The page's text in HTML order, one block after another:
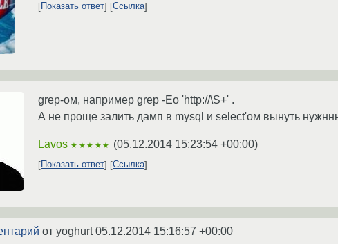
Показать ответ Ссылка
grep-ом, например grep -Eo 'http://\S+' .
А не проще залить дамп в mysql и select'ом вынуть
Lavos ★★★★★ (05.12.2014 15:23:54 +00:00)
Показать ответ Ссылка
от yoghurt05.12.2014 15:16:57 +00:00